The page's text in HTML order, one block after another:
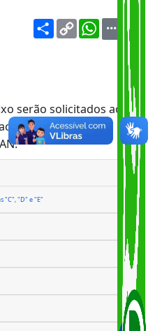
serão solicitados ao
acordo com o serviço
"C", "D" e "E"